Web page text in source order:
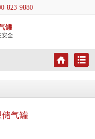
823-9880
罐
安全
气罐